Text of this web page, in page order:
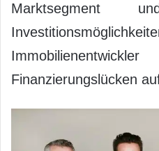
Marktsegment
Finanzierungslücken